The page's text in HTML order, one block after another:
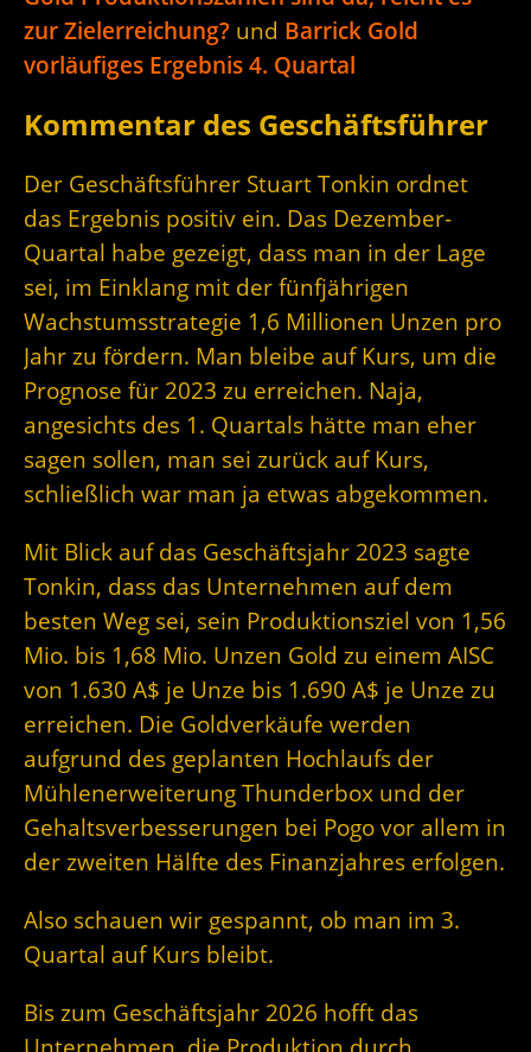
zur Zielerreichung? und Barrick Gold
vorläufiges Ergebnis 4. Quartal
Kommentar des Geschäftsführer
Der Geschäftsführer Stuart Tonkin ordnet
das Ergebnis positiv ein. Das Dezember-
Quartal habe gezeigt, dass man in der Lage
sei, im Einklang mit der fünfjährigen
Wachstumsstrategie 1,6 Millionen Unzen pro
Jahr zu fördern. Man bleibe auf Kurs, um die
Prognose für 2023 zu erreichen. Naja,
angesichts des 1. Quartals hätte man eher
sagen sollen, man sei zurück auf Kurs,
schließlich war man ja etwas abgekommen.
Mit Blick auf das Geschäftsjahr 2023 sagte
Tonkin, dass das Unternehmen auf dem
besten Weg sei, sein Produktionsziel von 1,56
Mio. bis 1,68 Mio. Unzen Gold zu einem AISC
von 1.630 A$ je Unze bis 1.690 A$ je Unze zu
erreichen. Die Goldverkäufe werden
aufgrund des geplanten Hochlaufs der
Mühlenerweiterung Thunderbox und der
Gehaltsverbesserungen bei Pogo vor allem in
der zweiten Hälfte des Finanzjahres erfolgen.
Also schauen wir gespannt, ob man im 3.
Quartal auf Kurs bleibt.
Bis zum Geschäftsjahr 2026 hofft das